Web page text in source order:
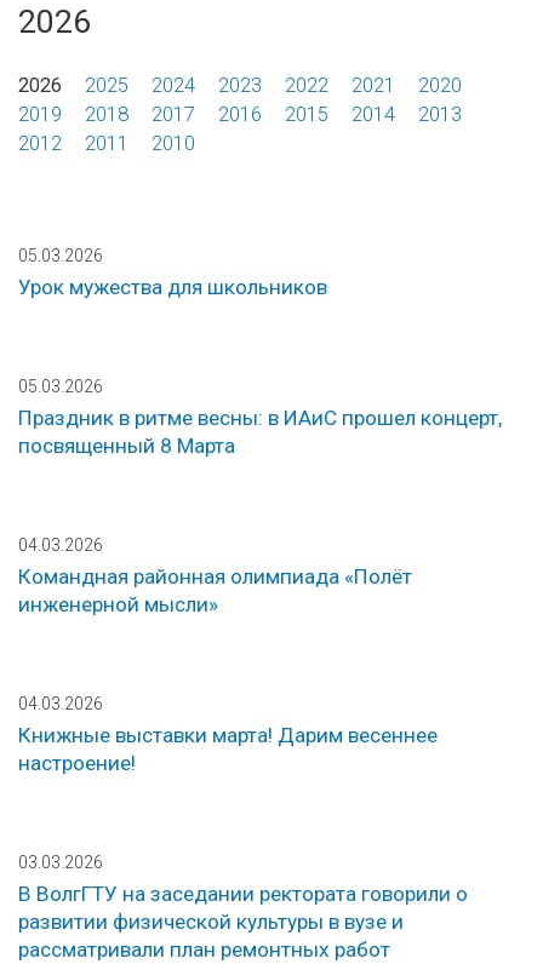
2026
2026 2025 2024 2023 2022 2021
2020
2019
2018 2017 2016 2015 2014
2013
2012
2011 2010
05.03.2026
Урок мужества для школьников
05.03.2026
Праздник в ритме весны: в ИАиС прошел концерт,
посвященный 8 Марта
04.03.2026
Командная районная олимпиада «Полёт
инженерной мысли»
04.03.2026
Книжные выставки марта! Дарим весеннее
настроение!
03.03.2026
В ВолгГТУ на заседании ректората говорили о
развитии физической культуры в вузе и
рассматривали план ремонтных работ